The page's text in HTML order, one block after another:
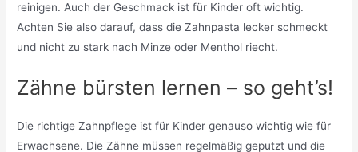
reinigen. Auch der Geschmack ist für Kinder oft wichtig.
Achten Sie also darauf, dass die Zahnpasta lecker schmeckt
und nicht zu stark nach Minze oder Menthol riecht.
Zähne bürsten lernen – so geht’s!
Die richtige Zahnpflege ist für Kinder genauso wichtig wie für
Erwachsene. Die Zähne müssen regelmäßig geputzt und die